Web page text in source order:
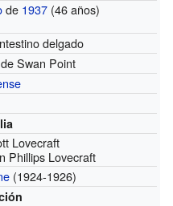
de 1937 (46 años)
delgado
Swan Point
Lovecraft
Phillips Lovecraft
(1924-1926)